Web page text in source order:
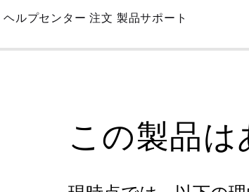
Skip
Main
ヘルプセンター 注文 製品サポート
この製品